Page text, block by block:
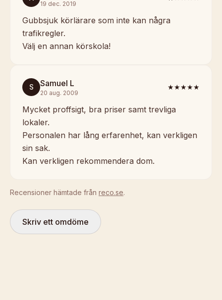
19 dec. 2019
Gubbsjuk körlärare som inte kan några
trafikregler.
Välj en annan körskola!
S Samuel L
20 aug. 2009
★★★★★
Mycket proffsigt, bra priser samt trevliga
lokaler.
Personalen har lång erfarenhet, kan verkligen
sin sak.
Kan verkligen rekommendera dom.
Recensioner hämtade från reco.se.
Skriv ett omdöme